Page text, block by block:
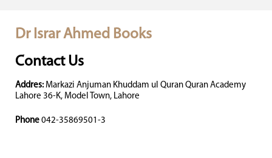
Dr Israr Ahmed Books
Contact Us
Addres: Markazi Anjuman Khuddam ul Quran Quran Academy
Lahore 36-K, Model Town, Lahore
Phone 042-35869501-3